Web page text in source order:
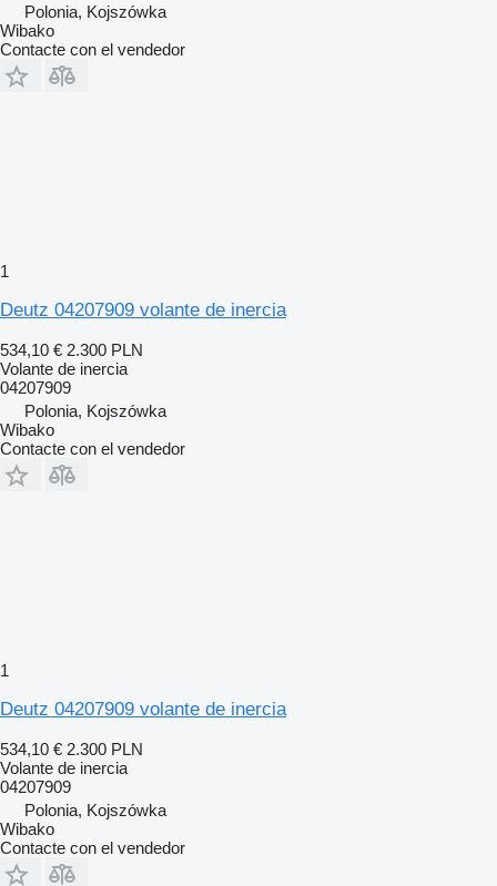
Polonia, Kojszówka
Wibako
Contacte con el vendedor
1
Deutz 04207909 volante de inercia
534,10 € 2.300 PLN
Volante de inercia
04207909
Polonia, Kojszówka
Wibako
Contacte con el vendedor
1
Deutz 04207909 volante de inercia
534,10 € 2.300 PLN
Volante de inercia
04207909
Polonia, Kojszówka
Wibako
Contacte con el vendedor